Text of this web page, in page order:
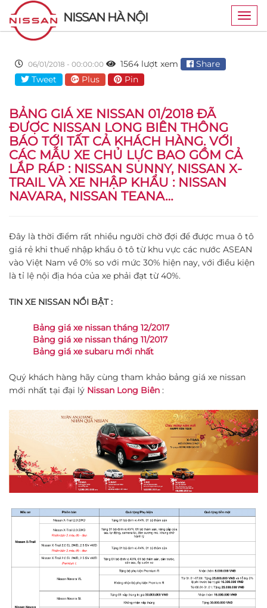
NISSAN HÀ NỘI
06/01/2018 - 00:00:00 1564 lượt xem
Share
Tweet
Plus Pin
BẢNG GIÁ XE NISSAN 01/2018 ĐÃ
ĐƯỢC NISSAN LONG BIÊN THÔNG
BÁO TỚI TẤT CẢ KHÁCH HÀNG. VỚI
CÁC MẪU XE CHỦ LỰC BAO GỒM CẢ
LẮP RÁP : NISSAN SUNNY, NISSAN X-
TRAIL VÀ XE NHẬP KHẨU : NISSAN
NAVARA, NISSAN TEANA…
Đây là thời điểm rất nhiều người chờ đợi để được mua ô tô
giá rẻ khi thuế nhập khẩu ô tô từ khu vực các nước ASEAN
vào Việt Nam về 0% so với mức 30% hiện nay, với điều kiện
là tỉ lệ nội địa hóa của xe phải đạt từ 40%.
TIN XE NISSAN NỔI BẬT :
Bảng giá xe nissan tháng 12/2017
Bảng giá xe nissan tháng 11/2017
Bảng giá xe subaru mới nhất
Quý khách hàng hãy cùng tham khảo bảng giá xe nissan
mới nhất tại đại lý Nissan Long Biên :